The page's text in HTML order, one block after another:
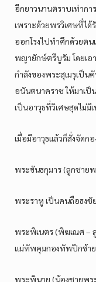
อีกยาวนานตราบเท่าก
เพราะด้วยพรวิเศษที่ได้
ออกโรงไปทำศึกด้วยตน
พญายักษ์ตรีบูรัม โดยเอ
กำลังของพระสุเมรุเป็น
อนันตนาคราช ให้มาเป็
เป็นอาวุธที่วิเศษสุดไม่มี
เมื่อมีอาวุธแล้วก็สั่งจัด
พระขันธกุมาร (ลูกชา
พระราหู เป็นคนถือธง
พระพิเนตร (พิฆเณศ –
แม่ทัพคุมกองทัพปีกซ้า
พระพินาย (น้องชายพระ